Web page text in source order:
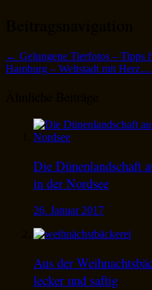
← Gelungene Tierfotos –
Hamburg – Weltstadt mit Herz…
Die Dünenlandschaft
in der Nordsee
26. Januar 2017
Aus der
lecker und saftig